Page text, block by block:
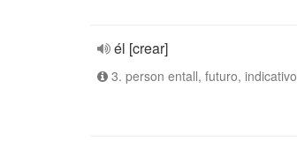
él [crear]
3. person entall, futuro, indicativo